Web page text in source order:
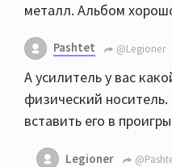
металл. Альбом
Pashtet @Legioner
А усилитель у вас
физический
вставить его в
Legioner